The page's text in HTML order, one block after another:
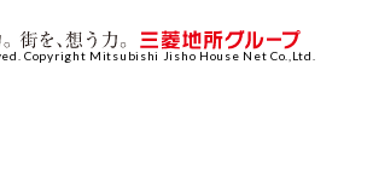
Copyright Mitsubishi Jisho House Net Co.,Ltd.